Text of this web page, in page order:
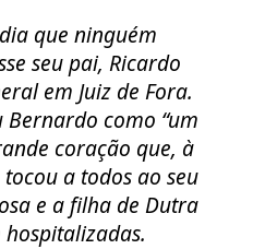
que ninguém
seu pai, Ricardo
em Juiz de Fora.
Bernardo como “um
coração que, à
a todos ao seu
e a filha de Dutra